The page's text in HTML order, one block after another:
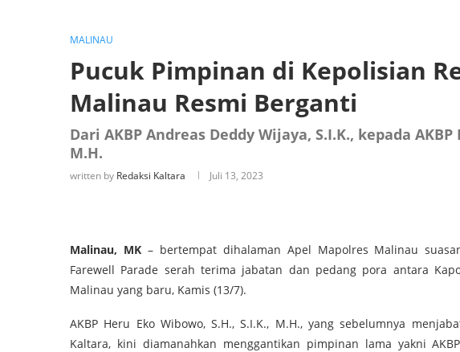
MALINAU
Pucuk Pimpinan di Kepolisian
Malinau Resmi Berganti
Dari AKBP Andreas Deddy Wijaya, S.I.K., kepada AKBP
M.H.
written by Redaksi Kaltara Juli 13, 2023
Malinau, MK– bertempat dihalaman Apel Mapolres Malinau
Farewell Parade serah terima jabatan dan pedang pora antara
Malinau yang baru, Kamis (13/7).
AKBP Heru Eko Wibowo, S.H., S.I.K., M.H., yang sebelumnya
Kaltara, kini diamanahkan menggantikan pimpinan lama yakni